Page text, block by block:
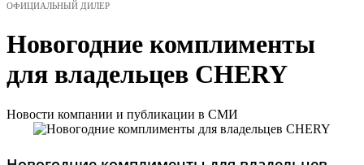
ОФИЦИАЛЬНЫЙ ДИЛЕР
Новогодние комплименты
для владельцев CHERY
Новости компании и публикации в СМИ